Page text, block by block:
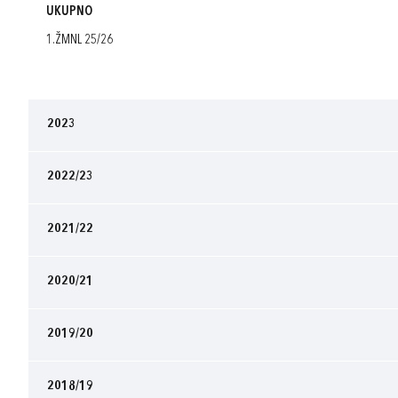
UKUPNO
1.ŽMNL 25/26
2023
2022/23
2021/22
2020/21
2019/20
2018/19